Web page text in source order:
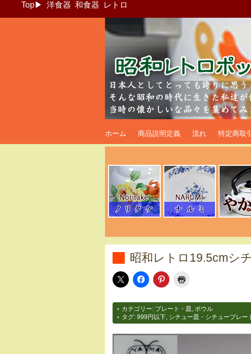
Top▶ 洋食器 和食器 レトロ
昭和レトロポップ
ホーム 商品説明定義 流れ 特定商取
昭和レトロ19.5cmシ
カテゴリー: プレート・皿
ボウル
タグ: 999円以下 シチュー皿・シチュープレー